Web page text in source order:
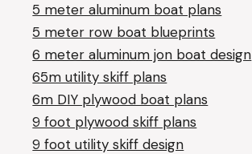
5 meter aluminum boat plans
5 meter row boat blueprints
6 meter aluminum jon boat design
65m utility skiff plans
6m DIY plywood boat plans
9 foot plywood skiff plans
9 foot utility skiff design